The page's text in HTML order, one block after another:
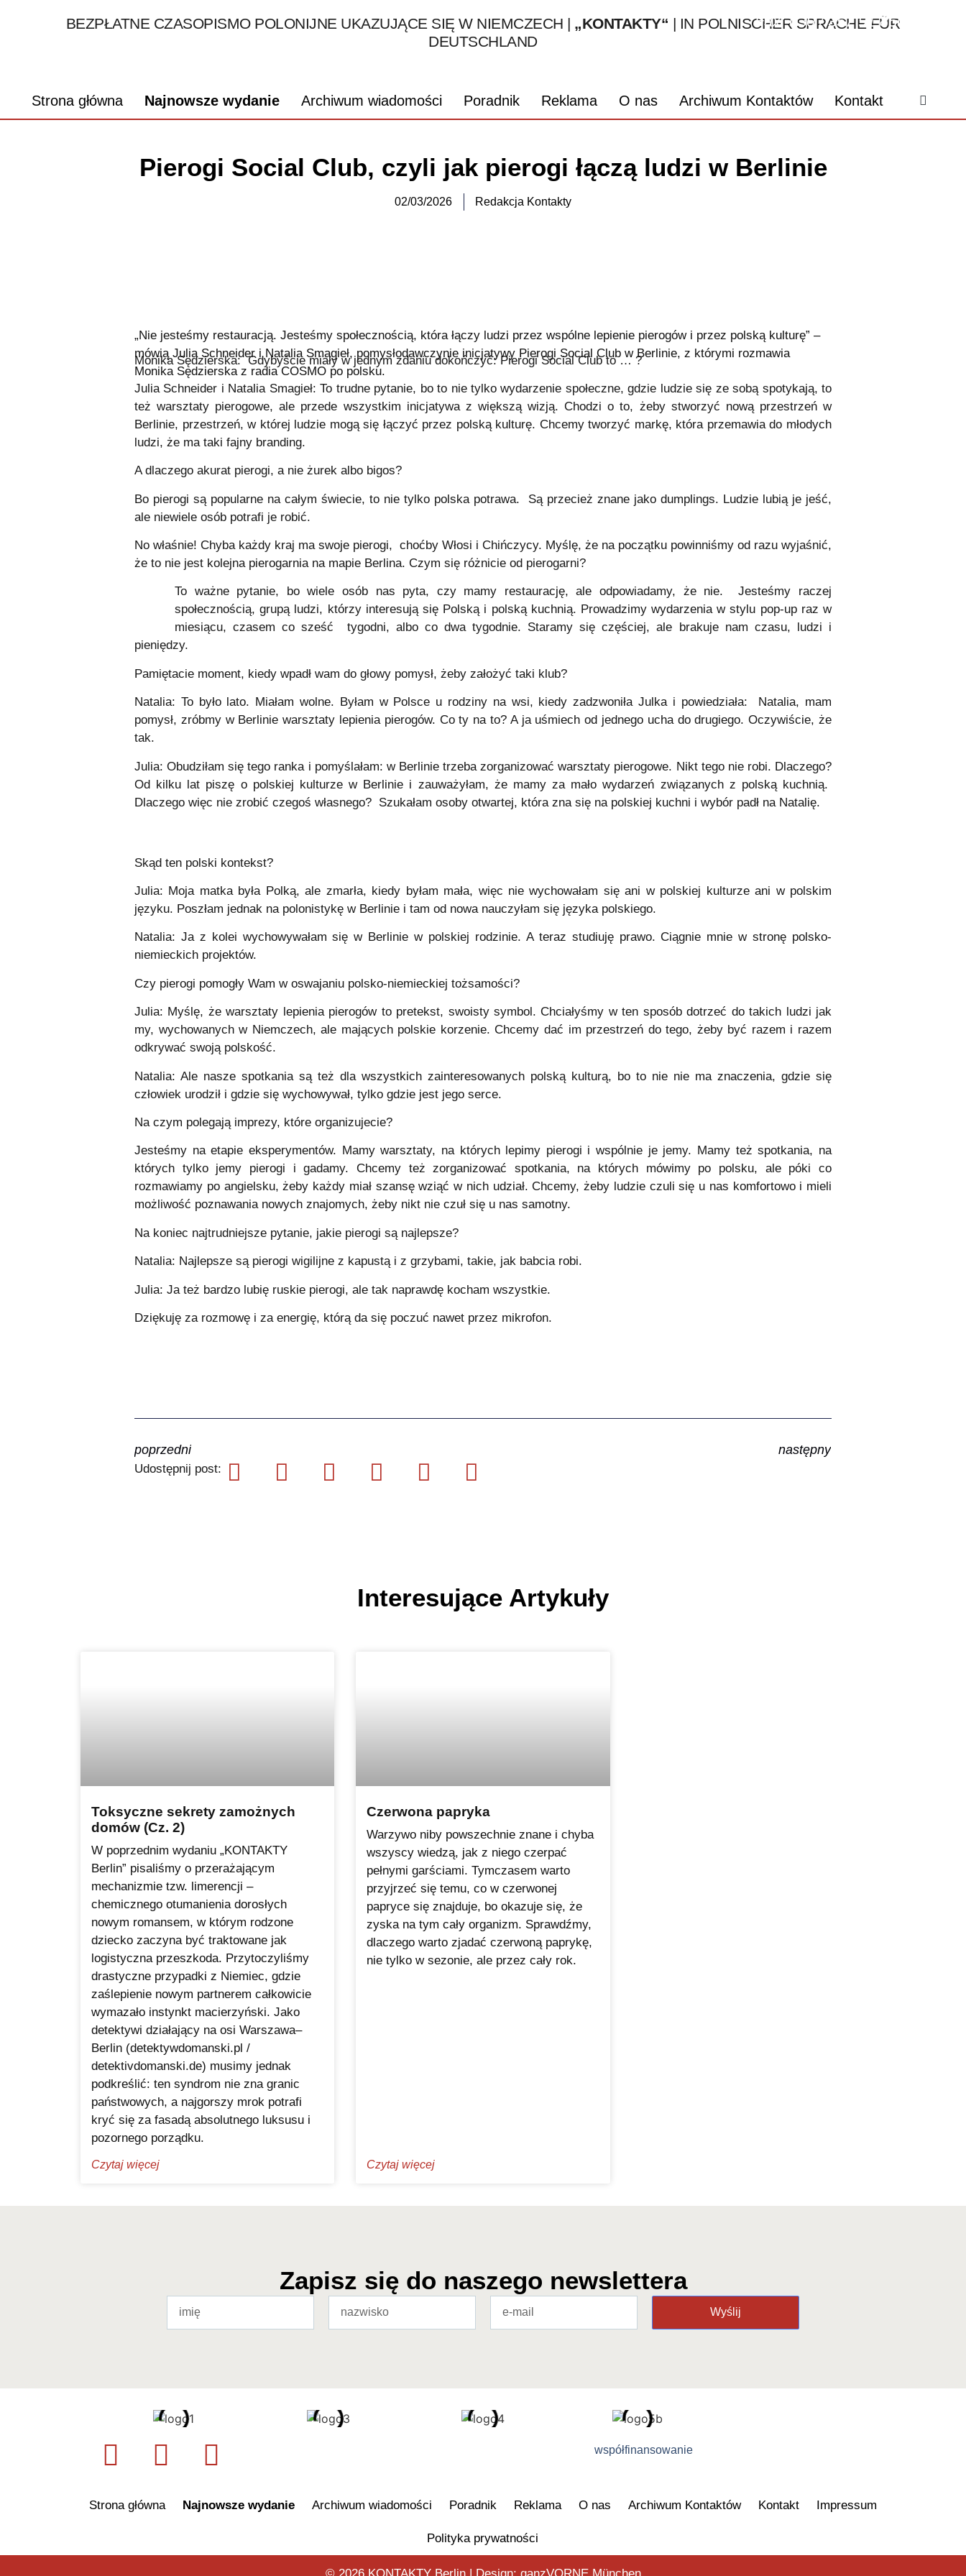
BEZPŁATNE CZASOPISMO POLONIJNE UKAZUJĄCE SIĘ W NIEMCZECH | „KONTAKTY“ | IN POLNISCHER SPRACHE FÜR
DEUTSCHLAND
Fax: 030 / 357 91 850
Strona główna Najnowsze wydanie Archiwum wiadomości Poradnik Reklama O nas Archiwum Kontaktów Kontakt
Pierogi Social Club, czyli jak pierogi łączą ludzi w Berlinie
02/03/2026 Redakcja Kontakty
„Nie jesteśmy restauracją. Jesteśmy społecznością, która łączy ludzi przez wspólne lepienie pierogów i przez polską kulturę” –
mówią Julia Schneider i Natalia Smagieł, pomysłodawczynie inicjatywy Pierogi Social Club w Berlinie, z którymi rozmawia
Monika Sędzierska z radia COSMO po polsku.
Monika Sędzierska: Gdybyście miały w jednym zdaniu dokończyć: Pierogi Social Club to … ?
Julia Schneider i Natalia Smagieł: To trudne pytanie, bo to nie tylko wydarzenie społeczne, gdzie ludzie się ze sobą spotykają, to
też warsztaty pierogowe, ale przede wszystkim inicjatywa z większą wizją. Chodzi o to, żeby stworzyć nową przestrzeń w
Berlinie, przestrzeń, w której ludzie mogą się łączyć przez polską kulturę. Chcemy tworzyć markę, która przemawia do młodych
ludzi, że ma taki fajny branding.
A dlaczego akurat pierogi, a nie żurek albo bigos?
Bo pierogi są popularne na całym świecie, to nie tylko polska potrawa. Są przecież znane jako dumplings. Ludzie lubią je jeść,
ale niewiele osób potrafi je robić.
No właśnie! Chyba każdy kraj ma swoje pierogi, choćby Włosi i Chińczycy. Myślę, że na początku powinniśmy od razu wyjaśnić,
że to nie jest kolejna pierogarnia na mapie Berlina. Czym się różnicie od pierogarni?
To ważne pytanie, bo wiele osób nas pyta, czy mamy restaurację, ale odpowiadamy, że nie. Jesteśmy raczej
społecznością, grupą ludzi, którzy interesują się Polską i polską kuchnią. Prowadzimy wydarzenia w stylu pop-up raz w
miesiącu, czasem co sześć tygodni, albo co dwa tygodnie. Staramy się częściej, ale brakuje nam czasu, ludzi i
pieniędzy.
Pamiętacie moment, kiedy wpadł wam do głowy pomysł, żeby założyć taki klub?
Natalia: To było lato. Miałam wolne. Byłam w Polsce u rodziny na wsi, kiedy zadzwoniła Julka i powiedziała: Natalia, mam
pomysł, zróbmy w Berlinie warsztaty lepienia pierogów. Co ty na to? A ja uśmiech od jednego ucha do drugiego. Oczywiście, że
tak.
Julia: Obudziłam się tego ranka i pomyślałam: w Berlinie trzeba zorganizować warsztaty pierogowe. Nikt tego nie robi. Dlaczego?
Od kilku lat piszę o polskiej kulturze w Berlinie i zauważyłam, że mamy za mało wydarzeń związanych z polską kuchnią.
Dlaczego więc nie zrobić czegoś własnego? Szukałam osoby otwartej, która zna się na polskiej kuchni i wybór padł na Natalię.
Skąd ten polski kontekst?
Julia: Moja matka była Polką, ale zmarła, kiedy byłam mała, więc nie wychowałam się ani w polskiej kulturze ani w polskim
języku. Poszłam jednak na polonistykę w Berlinie i tam od nowa nauczyłam się języka polskiego.
Natalia: Ja z kolei wychowywałam się w Berlinie w polskiej rodzinie. A teraz studiuję prawo. Ciągnie mnie w stronę polsko-
niemieckich projektów.
Czy pierogi pomogły Wam w oswajaniu polsko-niemieckiej tożsamości?
Julia: Myślę, że warsztaty lepienia pierogów to pretekst, swoisty symbol. Chciałyśmy w ten sposób dotrzeć do takich ludzi jak
my, wychowanych w Niemczech, ale mających polskie korzenie. Chcemy dać im przestrzeń do tego, żeby być razem i razem
odkrywać swoją polskość.
Natalia: Ale nasze spotkania są też dla wszystkich zainteresowanych polską kulturą, bo to nie nie ma znaczenia, gdzie się
człowiek urodził i gdzie się wychowywał, tylko gdzie jest jego serce.
Na czym polegają imprezy, które organizujecie?
Jesteśmy na etapie eksperymentów. Mamy warsztaty, na których lepimy pierogi i wspólnie je jemy. Mamy też spotkania, na
których tylko jemy pierogi i gadamy. Chcemy też zorganizować spotkania, na których mówimy po polsku, ale póki co
rozmawiamy po angielsku, żeby każdy miał szansę wziąć w nich udział. Chcemy, żeby ludzie czuli się u nas komfortowo i mieli
możliwość poznawania nowych znajomych, żeby nikt nie czuł się u nas samotny.
Na koniec najtrudniejsze pytanie, jakie pierogi są najlepsze?
Natalia: Najlepsze są pierogi wigilijne z kapustą i z grzybami, takie, jak babcia robi.
Julia: Ja też bardzo lubię ruskie pierogi, ale tak naprawdę kocham wszystkie.
Dziękuję za rozmowę i za energię, którą da się poczuć nawet przez mikrofon.
poprzedni następny
Udostępnij post:
Interesujące Artykuły
Toksyczne sekrety zamożnych
domów (Cz. 2)
W poprzednim wydaniu „KONTAKTY
Berlin” pisaliśmy o przerażającym
mechanizmie tzw. limerencji –
chemicznego otumanienia dorosłych
nowym romansem, w którym rodzone
dziecko zaczyna być traktowane jak
logistyczna przeszkoda. Przytoczyliśmy
drastyczne przypadki z Niemiec, gdzie
zaślepienie nowym partnerem całkowicie
wymazało instynkt macierzyński. Jako
detektywi działający na osi Warszawa–
Berlin (detektywdomanski.pl /
detektivdomanski.de) musimy jednak
podkreślić: ten syndrom nie zna granic
państwowych, a najgorszy mrok potrafi
kryć się za fasadą absolutnego luksusu i
pozornego porządku.
Czytaj więcej
Czerwona papryka
Warzywo niby powszechnie znane i chyba
wszyscy wiedzą, jak z niego czerpać
pełnymi garściami. Tymczasem warto
przyjrzeć się temu, co w czerwonej
papryce się znajduje, bo okazuje się, że
zyska na tym cały organizm. Sprawdźmy,
dlaczego warto zjadać czerwoną paprykę,
nie tylko w sezonie, ale przez cały rok.
Czytaj więcej
Zapisz się do naszego newslettera
Wyślij
współfinansowanie
Strona główna Najnowsze wydanie Archiwum wiadomości Poradnik Reklama O nas Archiwum Kontaktów Kontakt Impressum
Polityka prywatności
© 2026 KONTAKTY Berlin | Design: ganzVORNE München